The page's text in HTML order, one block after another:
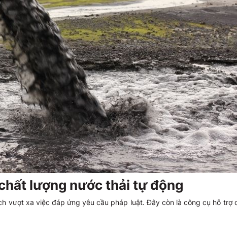
lượng nước thải tự động
vượt xa việc đáp ứng yêu cầu pháp luật. Đây còn là công cụ hỗ trợ